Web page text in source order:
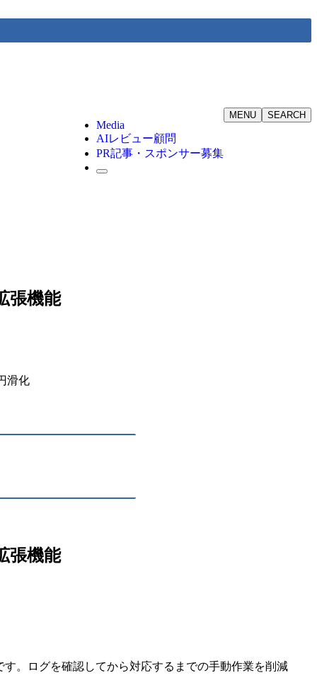
Media
AIレビュー顧問
PR記事・スポンサー募集
SEARCH
MENU
張機能
張機能
。ログを確認してから対応するまでの手動作業を削減